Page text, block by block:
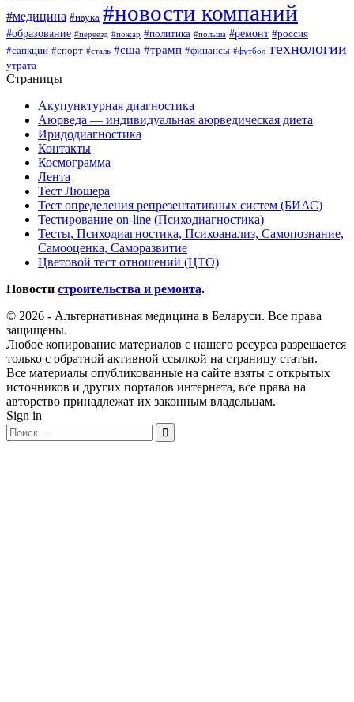
#медицина #наука #новости компаний
#образование #переезд #пожар #политика #польша #ремонт #россия
#санкции #спорт #сталь #сша #трамп #финансы #футбол технологии
утрата
Страницы
Акупунктурная диагностика
Аюрведа — индивидуальная аюрведическая диета
Иридодиагностика
Контакты
Космограмма
Лента
Тест Люшера
Тест определения репрезентативных систем (БИАС)
Тестирование on-line (Психодиагностика)
Тесты, Психодиагностика, Психоанализ, Самопознание,
Самооценка, Саморазвитие
Цветовой тест отношений (ЦТО)
Новости строительства и ремонта.
© 2026 - Альтернативная медицина в Беларуси. Все права
защищены.
Любое копирование материалов с нашего ресурса разрешается
только с обратной активной ссылкой на страницу статьи.
Все материалы опубликованные на сайте взяты с открытых
источников и других порталов интернета, все права на
авторство принадлежат их законным владельцам.
Sign in